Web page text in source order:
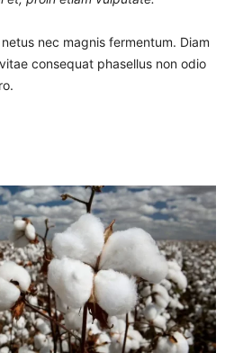
nec magnis fermentum. Diam
consequat phasellus non odio